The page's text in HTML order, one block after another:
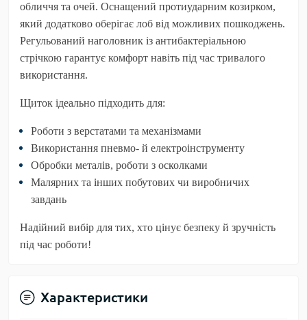
обличчя та очей. Оснащений протиударним козирком,
який додатково оберігає лоб від можливих пошкоджень.
Регульований наголовник із антибактеріальною
стрічкою гарантує комфорт навіть під час тривалого
використання.
Щиток ідеально підходить для:
Роботи з верстатами та механізмами
Використання пневмо- й електроінструменту
Обробки металів, роботи з осколками
Малярних та інших побутових чи виробничих
завдань
Надійний вибір для тих, хто цінує безпеку й зручність
під час роботи!
Характеристики